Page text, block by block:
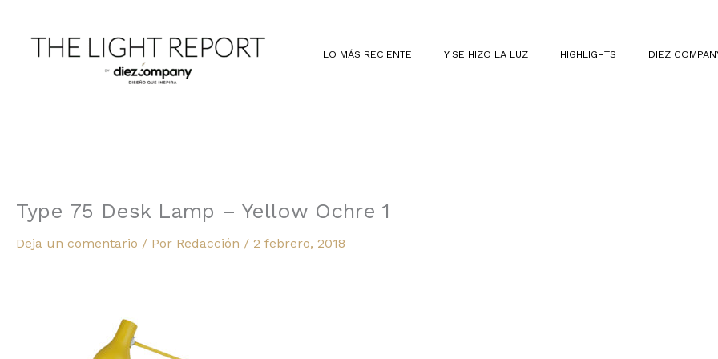
contenido
LO MÁS RECIENTE Y SE HIZO LA LUZ HIGHLIGHTS DIEZ
Type 75 Desk Lamp – Yellow Ochre 1
Deja un comentario / Por Redacción / 2 febrero, 2018